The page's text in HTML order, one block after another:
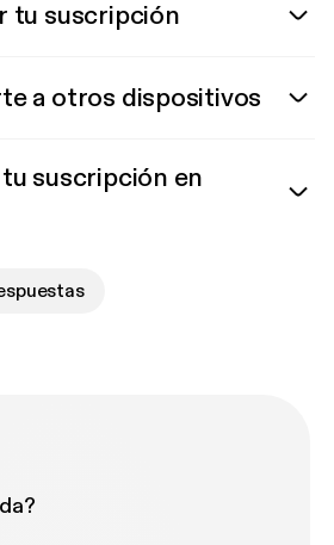
tu suscripción
a otros dispositivos
suscripción en